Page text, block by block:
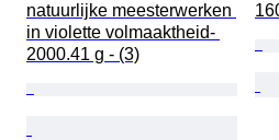
natuurlijke meesterwerken
in violette volmaaktheid-
2000.41 g - (3)